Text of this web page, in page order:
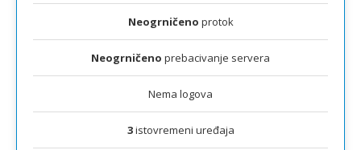
Neogrničeno protok
Neogrničeno prebacivanje servera
Nema logova
3istovremeni uređaja